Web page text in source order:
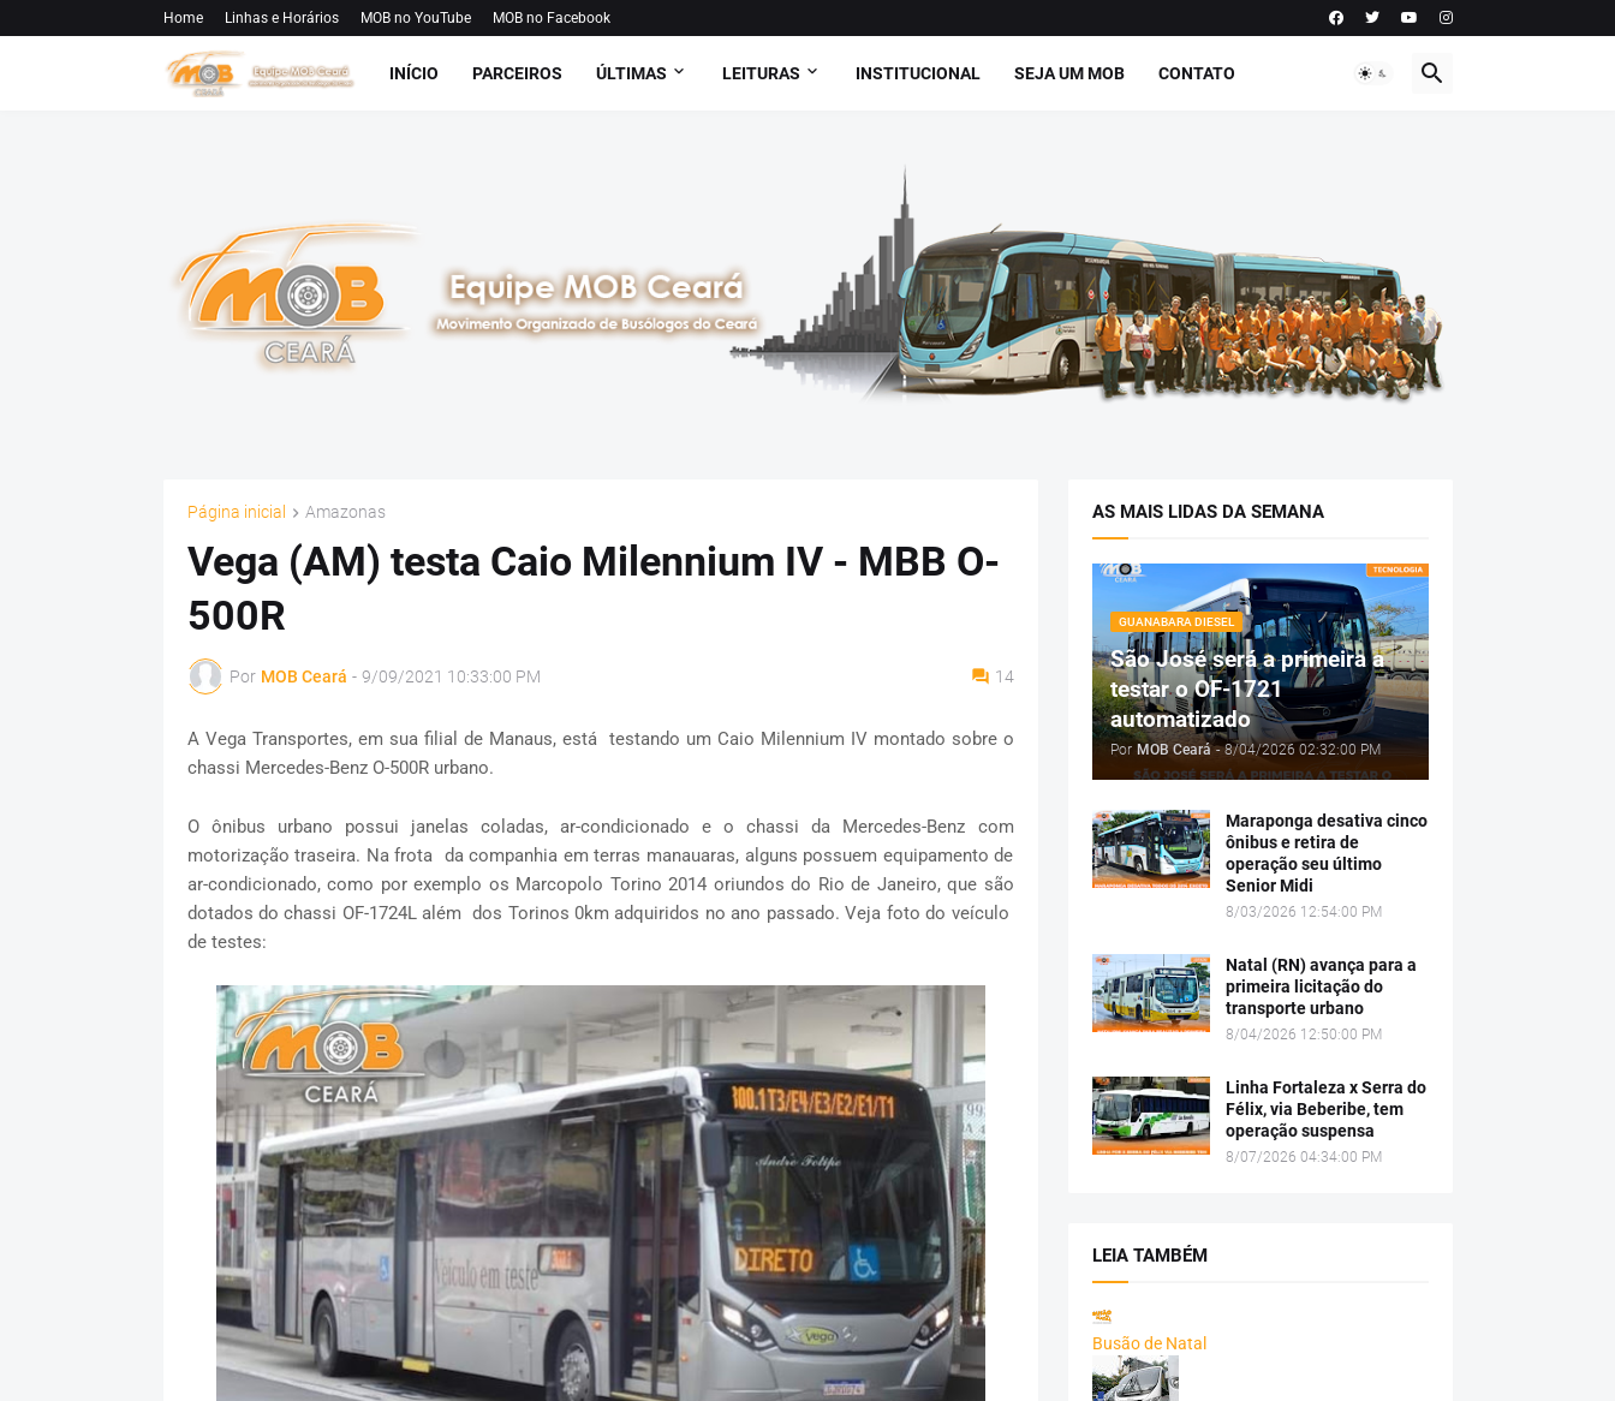
Home Linhas e Horários MOB no YouTube MOB no Facebook
INÍCIO PARCEIROS ÚLTIMAS LEITURAS INSTITUCIONAL SEJA UM MOB CONTATO
Página inicial Amazonas
Vega (AM) testa Caio Milennium IV - MBB O-
500R
Por MOB Ceará - 9/09/2021 10:33:00 PM 14
A Vega Transportes, em sua filial de Manaus, está testando um Caio Milennium IV montado sobre o
chassi Mercedes-Benz O-500R urbano.
O ônibus urbano possui janelas coladas, ar-condicionado e o chassi da Mercedes-Benz com
motorização traseira. Na frota da companhia em terras manauaras, alguns possuem equipamento de
ar-condicionado, como por exemplo os Marcopolo Torino 2014 oriundos do Rio de Janeiro, que são
dotados do chassi OF-1724L além dos Torinos 0km adquiridos no ano passado. Veja foto do veículo
de testes:
AS MAIS LIDAS DA SEMANA
GUANABARA DIESEL
São José será a primeira a
testar o OF-1721
automatizado
Por MOB Ceará - 8/04/2026 02:32:00 PM
Maraponga desativa cinco
ônibus e retira de
operação seu último
Senior Midi
8/03/2026 12:54:00 PM
Natal (RN) avança para a
primeira licitação do
transporte urbano
8/04/2026 12:50:00 PM
Linha Fortaleza x Serra do
Félix, via Beberibe, tem
operação suspensa
8/07/2026 04:34:00 PM
LEIA TAMBÉM
Busão de Natal